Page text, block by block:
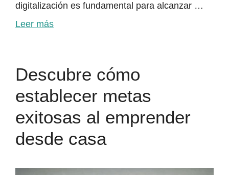
digitalización es fundamental para alcanzar …
Leer más
Descubre cómo
establecer metas
exitosas al emprender
desde casa